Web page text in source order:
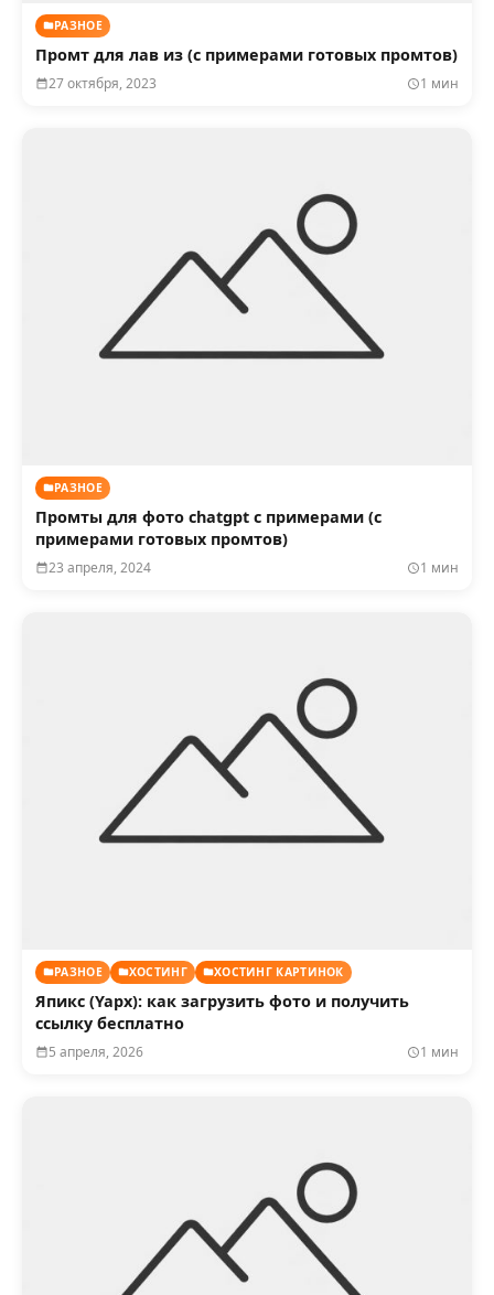
РАЗНОЕ
Промт для лав из (с примерами готовых промтов)
27 октября, 2023 1 мин
РАЗНОЕ
Промты для фото chatgpt с примерами (с
примерами готовых промтов)
23 апреля, 2024 1 мин
РАЗНОЕ ХОСТИНГ ХОСТИНГ КАРТИНОК
Япикс (Yapx): как загрузить фото и получить
ссылку бесплатно
5 апреля, 2026 1 мин